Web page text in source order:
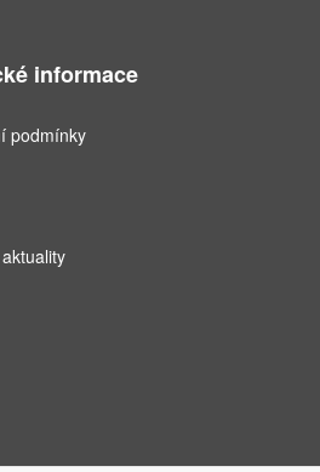
informace
podmínky